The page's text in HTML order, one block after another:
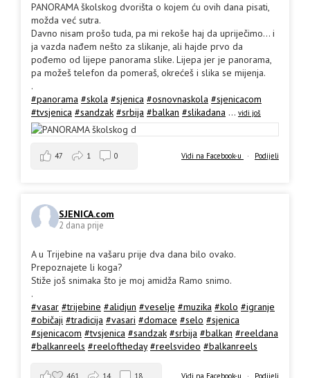
PANORAMA školskog dvorišta o kojem ću ovih dana pisati,
možda već sutra.
Davno nisam prošo tuda, pa mi rekoše haj da upriječimo... i
ja vazda nađem nešto za slikanje, ali hajde prvo da
pođemo od lijepe panorama slike. Lijepa jer je panorama,
pa možeš telefon da pomeraš, okrećeš i slika se mijenja.
.
#panorama #skola #sjenica #osnovnaskola #sjenicacom
#tvsjenica #sandzak #srbija #balkan #slikadana ... vidi još
Vidi na Facebook-u · Podijeli
47 1 0
SJENICA.com
2 dana prije
A u Trijebine na vašaru prije dva dana bilo ovako.
Prepoznajete li koga?
Stiže još snimaka što je moj amidža Ramo snimo.
.
#vasar #trijebine #alidjun #veselje #muzika #kolo #igranje
#običaji #tradicija #vasari #domace #selo #sjenica
#sjenicacom #tvsjenica #sandzak #srbija #balkan #reeldana
#balkanreels #reeloftheday #reelsvideo #balkanreels
Vidi na Facebook-u · Podijeli
461 14 18